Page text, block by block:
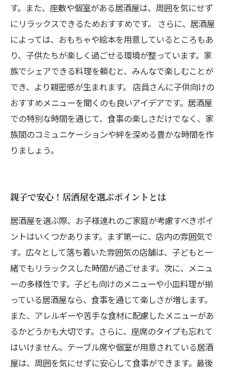
す。また、座敷や個室がある居酒屋は、周囲を気にせず
にリラックスできるためおすすめです。 さらに、居酒屋
によっては、おもちゃや絵本を用意しているところもあ
り、子供たちが楽しく過ごせる環境が整っています。家
族でシェアできる料理を頼むと、みんなで楽しむことが
でき、より親密感が生まれます。 店員さんに子供向けの
おすすめメニューを聞くのも良いアイデアです。居酒屋
での特別な時間を通じて、食事の楽しさだけでなく、家
族間のコミュニケーションや絆を深める豊かな時間を作
りましょう。
親子で安心！居酒屋を選ぶポイントとは
居酒屋を選ぶ際、お子様連れのご家庭が考慮すべきポイ
ントはいくつかあります。まず第一に、店内の雰囲気で
す。広々として落ち着いた雰囲気の店舗は、子どもと一
緒でもリラックスした時間が過ごせます。次に、メニュ
ーの多様性です。子ども向けのメニューや小皿料理が揃
っている居酒屋なら、食事を通じて楽しさが増します。
また、アレルギーや苦手な食材に配慮したメニューがあ
るかどうかも大切です。さらに、座席のタイプも忘れて
はいけません。テーブル席や個室が用意されている居酒
屋は、周囲を気にせずに安心して食事ができます。最後